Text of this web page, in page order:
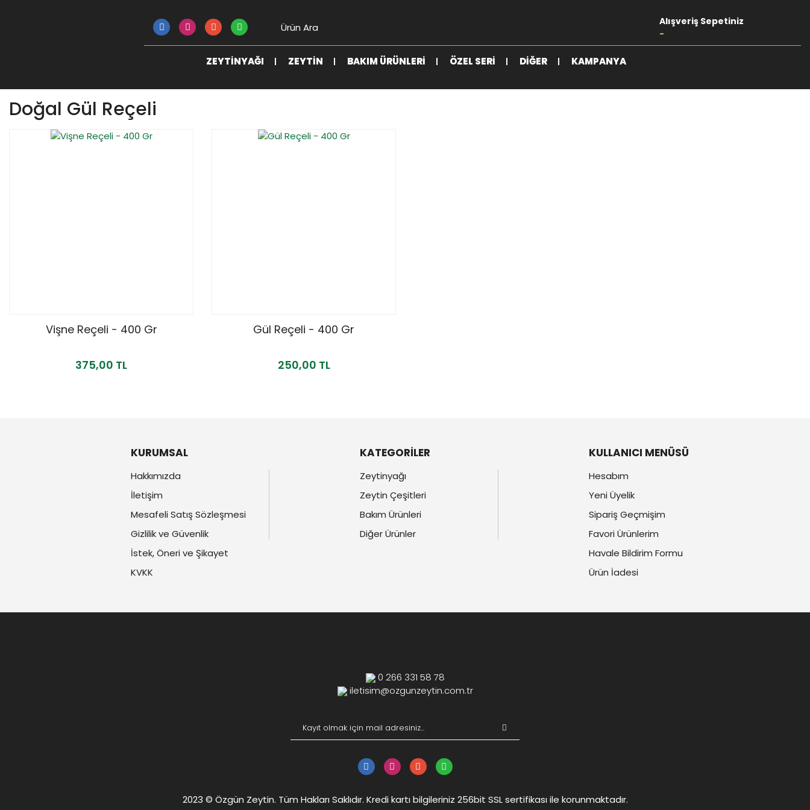
Alışveriş Sepetiniz
-
ZEYTINYAĞI ZEYTIN BAKIM ÜRÜNLERI ÖZEL SERI DIĞER KAMPANYA
Doğal Gül Reçeli
Vişne Reçeli - 400 Gr
375,00 TL
Gül Reçeli - 400 Gr
250,00 TL
KURUMSAL
Hakkımızda
İletişim
Mesafeli Satış Sözleşmesi
Gizlilik ve Güvenlik
İstek, Öneri ve Şikayet
KVKK
KATEGORİLER
Zeytinyağı
Zeytin Çeşitleri
Bakım Ürünleri
Diğer Ürünler
KULLANICI MENÜSÜ
Hesabım
Yeni Üyelik
Sipariş Geçmişim
Favori Ürünlerim
Havale Bildirim Formu
Ürün İadesi
0 266 331 58 78
iletisim@ozgunzeytin.com.tr
2023 © Özgün Zeytin. Tüm Hakları Saklıdır. Kredi kartı bilgileriniz 256bit SSL sertifikası ile korunmaktadır.